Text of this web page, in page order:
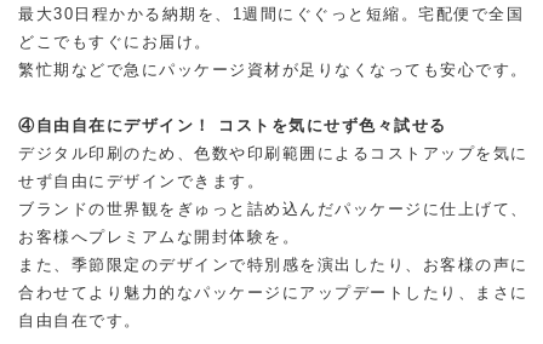
最大30日程かかる納期を、1週間にぐぐっと短縮。宅配便で全国
どこでもすぐにお届け。
繁忙期などで急にパッケージ資材が足りなくなっても安心です。
④自由自在にデザイン！ コストを気にせず色々試せる
デジタル印刷のため、色数や印刷範囲によるコストアップを気に
せず自由にデザインできます。
ブランドの世界観をぎゅっと詰め込んだパッケージに仕上げて、
お客様へプレミアムな開封体験を。
また、季節限定のデザインで特別感を演出したり、お客様の声に
合わせてより魅力的なパッケージにアップデートしたり、まさに
自由自在です。